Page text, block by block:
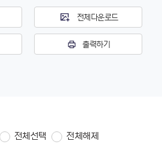
전체다운로드
출력하기
전체선택 전체해제